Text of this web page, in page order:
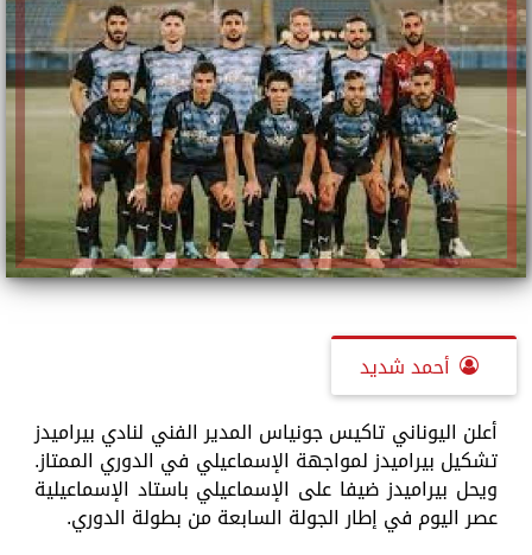
أحمد شديد
أعلن اليوناني تاكيس جونياس المدير الفني لنادي بيراميدز
تشكيل بيراميدز لمواجهة الإسماعيلي في الدوري الممتاز.
ويحل بيراميدز ضيفا على الإسماعيلي باستاد الإسماعيلية
عصر اليوم في إطار الجولة السابعة من بطولة الدوري.